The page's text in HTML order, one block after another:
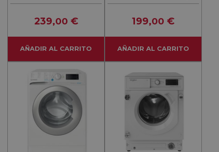
Carga Frontal 8KG
1400RPM
239,00 €
AÑADIR AL CARRITO
Frontal 7KG 1200RPM
199,00 €
AÑADIR AL CARRITO